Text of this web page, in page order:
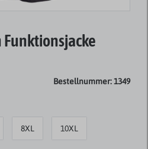
Bestellnummer: 1349
8XL 10XL